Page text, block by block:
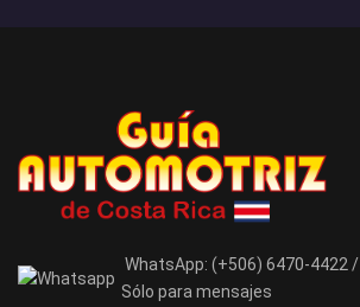
WhatsApp: (+506) 6470-4422 /
Sólo para mensajes